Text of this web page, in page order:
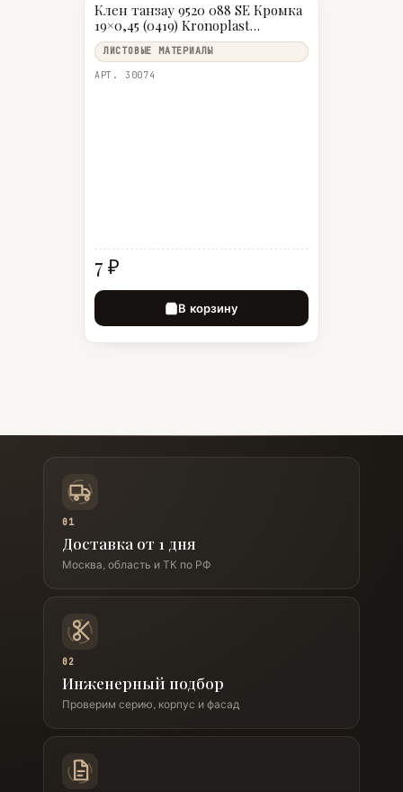
Клен танзау 9520 088 SE Кромка
19×0,45 (0419) Kronoplast
(200м/10шт)
ЛИСТОВЫЕ МАТЕРИАЛЫ
АРТ. 30074
7 ₽
В корзину
01
Доставка от 1 дня
Москва, область и ТК по РФ
02
Инженерный подбор
Проверим серию, корпус и фасад